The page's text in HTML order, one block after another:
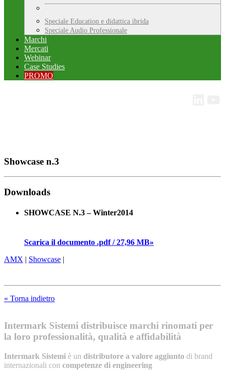
Speciale Education e didattica ibrida
Speciale Audio Professionale
Marchi
Mercati
Webinar
Case Studies
PROMO
Showcase n.3
Downloads
SHOWCASE N.3 – Winter2014
Scarica il documento .pdf / 27,96 MB»
AMX | Showcase |
« Torna indietro
Intermark Sistemi distribuisce marchi rinomati per
la loro professionalità, qualità e affidabilità
Intermark Sistemi è un distributore a valore aggiunto di brand
internazionali con competenze di engineering